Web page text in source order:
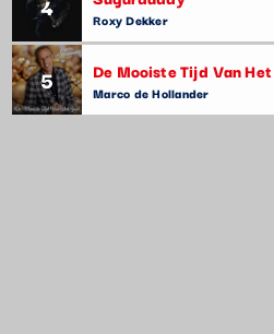
4 Roxy Dekker
5 De Mooiste Tijd Van
Marco de Hollander